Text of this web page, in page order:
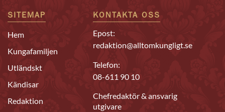
SITEMAP
Hem
Kungafamiljen
Utländskt
Kändisar
Redaktion
KONTAKTA OSS
Epost:
redaktion@alltomkungligt.se
Telefon:
08-611 90 10
Chefredaktör & ansvarig
utgivare